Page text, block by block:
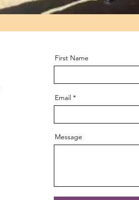
First Name
Email
Message